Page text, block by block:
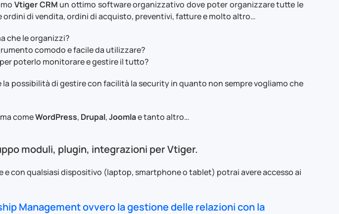
Vtiger CRM un ottimo software organizzativo dove poter organizzare tutte le
di vendita, ordini di acquisto, preventivi, fatture e molto altro…
che le organizzi?
comodo e facile da utilizzare?
poterlo monitorare e gestire il tutto?
la possibilità di gestire con facilità la security in quanto non sempre vogliamo che
comeWordPress, Drupal,Joomlae tanto altro…
moduli, plugin, integrazioni per Vtiger.
e con qualsiasi dispositivo (laptop, smartphone o tablet) potrai avere accesso ai
Managementovvero la gestione delle relazioni con la